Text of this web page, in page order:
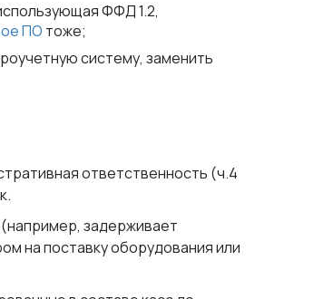
ФФД 1.2,
ПО тоже;
систему, заменить
ответственность (ч.4
задерживает
на поставку оборудования или